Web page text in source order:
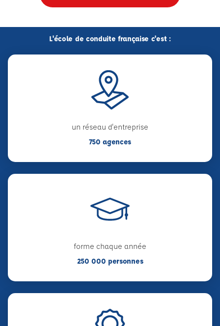
L'école de conduite française c'est :
un réseau d'entreprise
750 agences
forme chaque année
250 000 personnes